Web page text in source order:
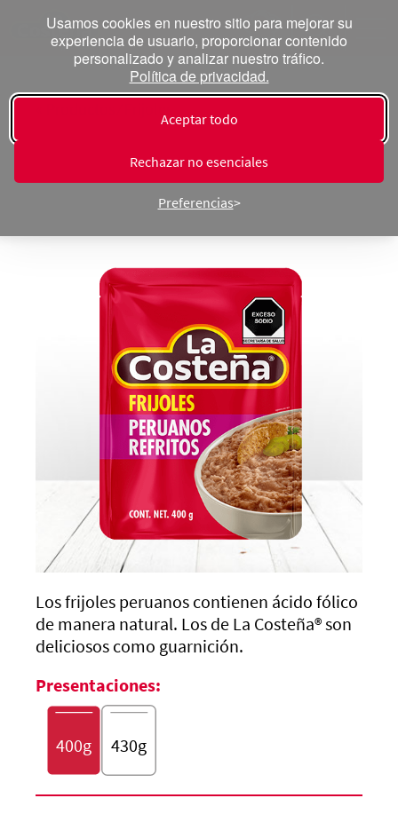
Usamos cookies en nuestro sitio para mejorar su
experiencia de usuario, proporcionar contenido
personalizado y analizar nuestro tráfico.
Política de privacidad.
Aceptar todo
Rechazar no esenciales
Preferencias
Los frijoles peruanos contienen ácido fólico
de manera natural. Los de La Costeña®son
deliciosos como guarnición.
Presentaciones:
400g 430g